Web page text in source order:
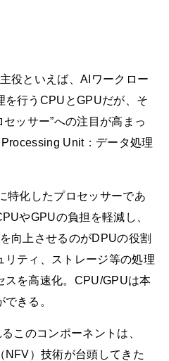
役といえば、AIワークロー
を行うCPUとGPUだが、そ
ッサー”への注目が高まっ
Unit：データ処理
特化したプロセッサーであ
やGPUの負担を軽減し、
向上させるのがDPUの役割
リティ、ストレージ等の処理
スを高速化。CPU/GPUは本
きる。
このコンポーネントは、
NFV）技術が台頭してきた